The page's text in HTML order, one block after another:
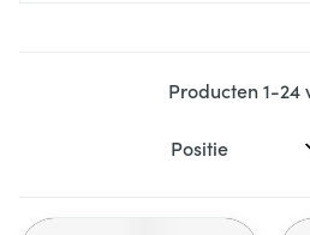
Producten1-24
Sorteer op: